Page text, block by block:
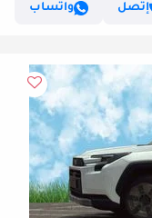
إتصل
واتساب